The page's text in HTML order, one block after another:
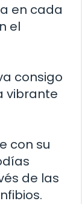
en cada
el
consigo
vibrante
con su
de las